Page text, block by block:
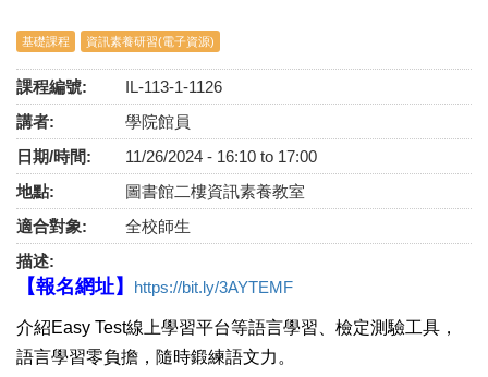
基礎課程 資訊素養研習(電子資源)
課程編號:
IL-113-1-1126
講者:
學院館員
日期/時間:
11/26/2024 - 16:10 to 17:00
地點:
圖書館二樓資訊素養教室
適合對象:
全校師生
描述:
【報名網址】 https://bit.ly/3AYTEMF
介紹Easy Test線上學習平台等語言學習、檢定測驗工具，
語言學習零負擔，隨時鍛練語文力。